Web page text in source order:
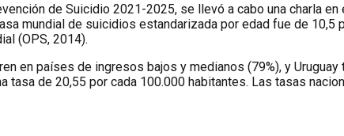
de Suicidio 2021-2025, se llevó a cabo una charla
mundial de suicidios estandarizada por edad fue de
(OPS, 2014).
en países de ingresos bajos y medianos (79%), y
tasa de 20,55 por cada 100.000 habitantes. Las tasas